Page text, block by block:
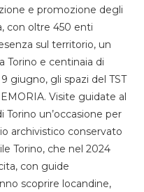
e promozione degli
con oltre 450 enti
sul territorio, un
Torino e centinaia di
giugno, gli spazi del TST
Visite guidate al
Torino un’occasione per
archivistico conservato
Torino, che nel 2024
con guide
scoprire locandine,